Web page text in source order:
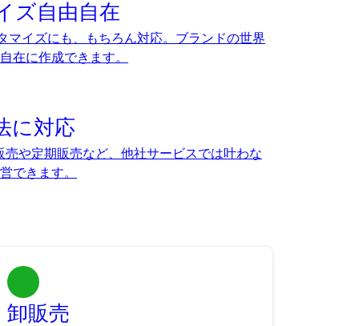
ズ自由自在
マイズにも、もちろん対応。ブランドの世界
在に作成できます。
に対応
や定期販売など、他社サービスでは叶わな
できます。
卸販売